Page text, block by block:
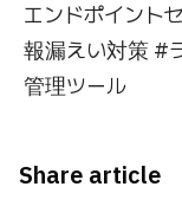
エンドポイント
報漏えい対策 #
管理ツール
Share article